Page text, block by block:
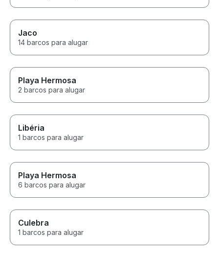
Jaco
14 barcos para alugar
Playa Hermosa
2 barcos para alugar
Libéria
1 barcos para alugar
Playa Hermosa
6 barcos para alugar
Culebra
1 barcos para alugar